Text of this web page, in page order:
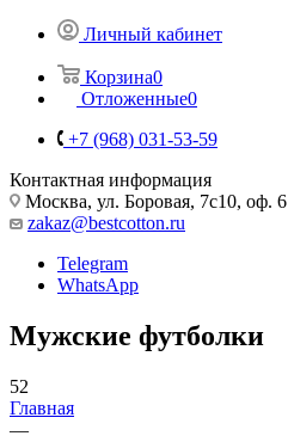
Личный кабинет
Корзина0
Отложенные0
+7 (968) 031-53-59
Контактная информация
Москва, ул. Боровая, 7с10, оф. 6
zakaz@bestcotton.ru
Telegram
WhatsApp
Мужские футболки
52
Главная
—